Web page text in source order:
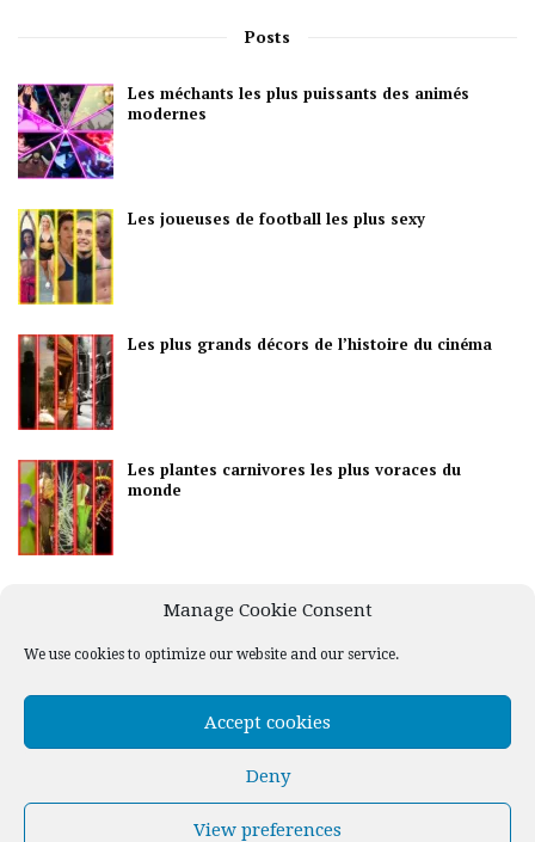
Manage Cookie Consent
We use cookies to optimize our website and our service.
Accept cookies
Deny
View preferences
Posts
Les méchants les plus puissants des animés
modernes
Les joueuses de football les plus sexy
Les plus grands décors de l’histoire du cinéma
Les plantes carnivores les plus voraces du
monde